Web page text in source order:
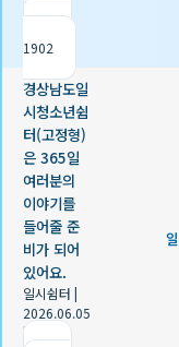
1902
경상남도일
시청소년쉼
터(고정형)
은 365일
여러분의
이야기를
들어줄 준
비가 되어
있어요.
일시쉼터 |
2026.06.05
|